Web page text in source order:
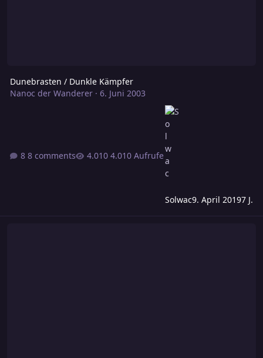
Dunebrasten / Dunkle Kämpfer
Nanoc der Wanderer· 6. Juni 2003
8 comments 4.010 Aufrufe
Solwac9. April 20197 J.